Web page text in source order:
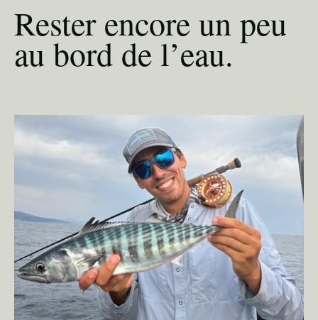
Rester encore un peu
au bord de l’eau.